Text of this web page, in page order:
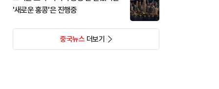
'새로운 홍콩'은 진행중
중국뉴스더보기